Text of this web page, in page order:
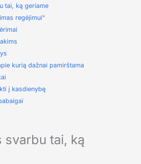
tai, ką geriame
regėjimui“
kurią dažnai pamirštama
į kasdienybę
svarbu tai, ką